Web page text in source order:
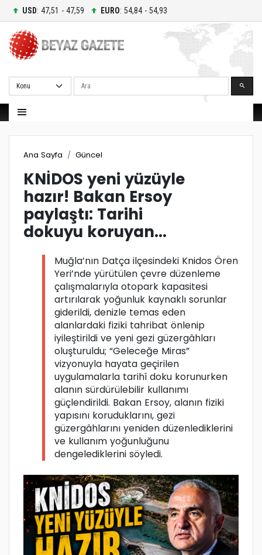
USD: 47,51 - 47,59 EURO: 54,84 - 54,93
Ara
Ana Sayfa Güncel
KNİDOS yeni yüzüyle
hazır! Bakan Ersoy
paylaştı: Tarihi
dokuyu koruyan...
Muğla’nın Datça ilçesindeki Knidos Ören
Yeri’nde yürütülen çevre düzenleme
çalışmalarıyla otopark kapasitesi
artırılarak yoğunluk kaynaklı sorunlar
giderildi, denizle temas eden
alanlardaki fiziki tahribat önlenip
iyileştirildi ve yeni gezi güzergâhları
oluşturuldu; “Geleceğe Miras”
vizyonuyla hayata geçirilen
uygulamalarla tarihî doku korunurken
alanın sürdürülebilir kullanımı
güçlendirildi. Bakan Ersoy, alanın fiziki
yapısını koruduklarını, gezi
güzergâhlarını yeniden düzenlediklerini
ve kullanım yoğunluğunu
dengelediklerini söyledi.